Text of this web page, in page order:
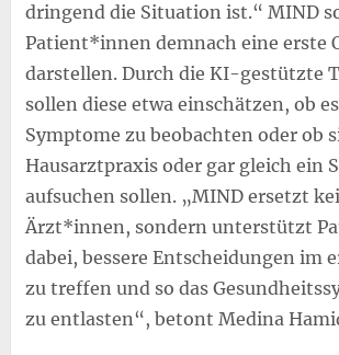
dringend die Situation ist.“ MIND
Patient*innen demnach eine erste
darstellen. Durch die KI-gestützte
sollen diese etwa einschätzen, ob
Symptome zu beobachten oder ob
Hausarztpraxis oder gar gleich ein
aufsuchen sollen. „MIND ersetzt
Ärzt*innen, sondern unterstützt
dabei, bessere Entscheidungen im
zu treffen und so das
zu entlasten“, betont Medina